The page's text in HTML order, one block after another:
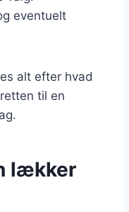
eventuelt
alt efter hvad
til en
lækker